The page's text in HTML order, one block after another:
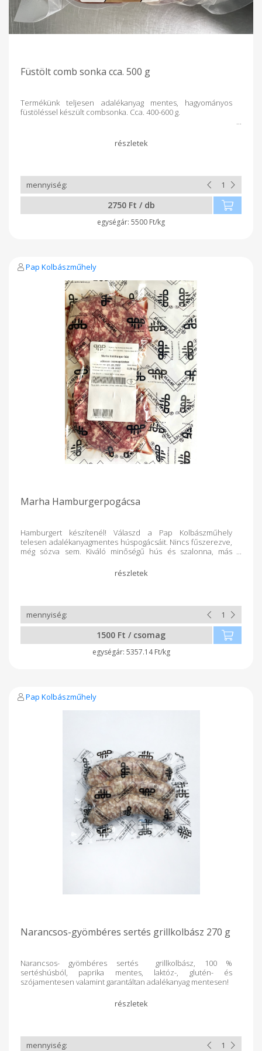
Füstölt comb sonka cca. 500 g
Termékünk teljesen adalékanyag mentes, hagyományos
füstöléssel készült combsonka. Cca. 400-600 g.
2750 Ft / db
5500 Ft/kg
Pap Kolbászműhely
Marha Hamburgerpogácsa
Hamburgert készítenél! Válaszd a Pap Kolbászműhely
telesen adalékanyagmentes húspogácsáit. Nincs fűszerezve,
még sózva sem. Kiváló minőségű hús és szalonna, más
1500 Ft / csomag
5357.14 Ft/kg
Pap Kolbászműhely
Narancsos-gyömbéres sertés grillkolbász 270 g
Narancsos- gyömbéres sertés grillkolbász, 100 %
sertéshúsból, paprika mentes, laktóz-, glutén- és
szójamentesen valamint garantáltan adalékanyag mentesen!